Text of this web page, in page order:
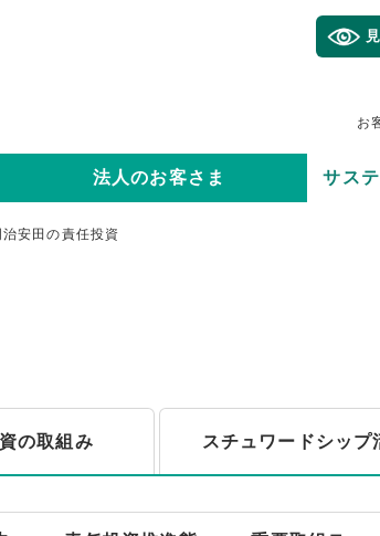
お
法人のお客さま サス
治安田の責任投資
の取組み スチュワードシップ